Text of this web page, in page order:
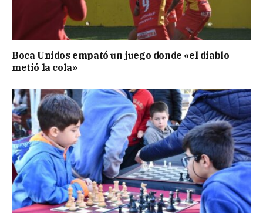
Boca Unidos empató un juego donde «el diablo
metió la cola»